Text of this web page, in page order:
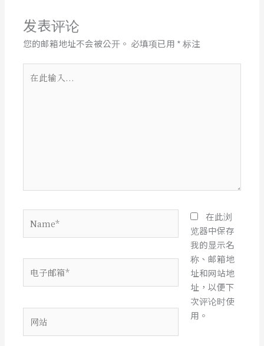
发表评论
您的邮箱地址不会被公开。 必填项已用 *标注
子
箱
站
在此浏
览器中保存
我的显示名
称、邮箱地
址和网站地
址，以便下
次评论时使
用。